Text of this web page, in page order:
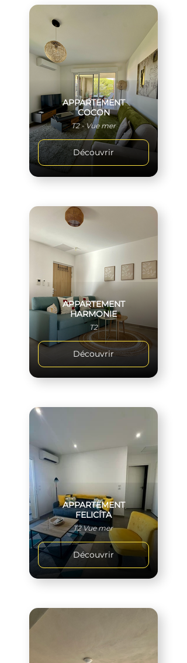
APPARTEMENT
COCON
T2 - Vue mer
Découvrir
APPARTEMENT
HARMONIE
T2
Découvrir
APPARTEMENT
FELICÍTA
T2 Vue mer
Découvrir